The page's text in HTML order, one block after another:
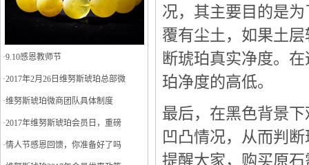
·9.10感恩教师节
·2017年2月26日维努斯琥珀总部微
·维努斯琥珀微商团队具体制度
·2017年维努斯琥珀会员日，重磅
·情人节感恩回馈，你准备好了吗
况，其主要目的是
覆有尘土，如果土
断琥珀真实净度。
珀净度的高低。
最后，在黑色背景
凹凸情况，从而判
提醒大家，购买原